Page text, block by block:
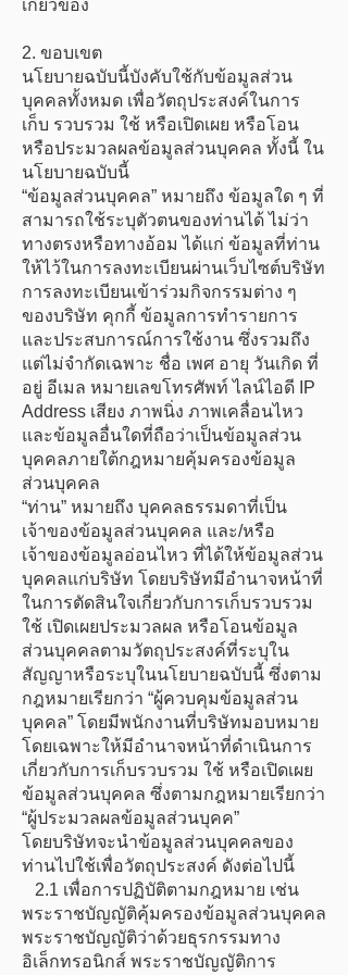
เกี่ยวข้อง
2. ขอบเขต
นโยบายฉบับนี้บังคับใช้กับข้อมูลส่วน
บุคคลทั้งหมด เพื่อวัตถุประสงค์ในการ
เก็บ รวบรวม ใช้ หรือเปิดเผย หรือโอน
หรือประมวลผลข้อมูลส่วนบุคคล ทั้งนี้ ใน
นโยบายฉบับนี้
“ข้อมูลส่วนบุคคล” หมายถึง ข้อมูลใด ๆ ที่
สามารถใช้ระบุตัวตนของท่านได้ ไม่ว่า
ทางตรงหรือทางอ้อม ได้แก่ ข้อมูลที่ท่าน
ให้ไว้ในการลงทะเบียนผ่านเว็บไซต์บริษัท
การลงทะเบียนเข้าร่วมกิจกรรมต่าง ๆ
ของบริษัท คุกกี้ ข้อมูลการทำรายการ
และประสบการณ์การใช้งาน ซึ่งรวมถึง
แต่ไม่จำกัดเฉพาะ ชื่อ เพศ อายุ วันเกิด ที่
อยู่ อีเมล หมายเลขโทรศัพท์ ไลน์ไอดี IP
Address เสียง ภาพนิ่ง ภาพเคลื่อนไหว
และข้อมูลอื่นใดที่ถือว่าเป็นข้อมูลส่วน
บุคคลภายใต้กฎหมายคุ้มครองข้อมูล
ส่วนบุคคล
“ท่าน” หมายถึง บุคคลธรรมดาที่เป็น
เจ้าของข้อมูลส่วนบุคคล และ/หรือ
เจ้าของข้อมูลอ่อนไหว ที่ได้ให้ข้อมูลส่วน
บุคคลแก่บริษัท โดยบริษัทมีอำนาจหน้าที่
ในการตัดสินใจเกี่ยวกับการเก็บรวบรวม
ใช้ เปิดเผยประมวลผล หรือโอนข้อมูล
ส่วนบุคคลตามวัตถุประสงค์ที่ระบุใน
สัญญาหรือระบุในนโยบายฉบับนี้ ซึ่งตาม
กฎหมายเรียกว่า “ผู้ควบคุมข้อมูลส่วน
บุคคล” โดยมีพนักงานที่บริษัทมอบหมาย
โดยเฉพาะให้มีอำนาจหน้าที่ดำเนินการ
เกี่ยวกับการเก็บรวบรวม ใช้ หรือเปิดเผย
ข้อมูลส่วนบุคคล ซึ่งตามกฎหมายเรียกว่า
“ผู้ประมวลผลข้อมูลส่วนบุคค”
โดยบริษัทจะนำข้อมูลส่วนบุคคลของ
ท่านไปใช้เพื่อวัตถุประสงค์ ดังต่อไปนี้
2.1 เพื่อการปฏิบัติตามกฎหมาย เช่น
พระราชบัญญัติคุ้มครองข้อมูลส่วนบุคคล
พระราชบัญญัติว่าด้วยธุรกรรมทาง
อิเล็กทรอนิกส์ พระราชบัญญัติการ